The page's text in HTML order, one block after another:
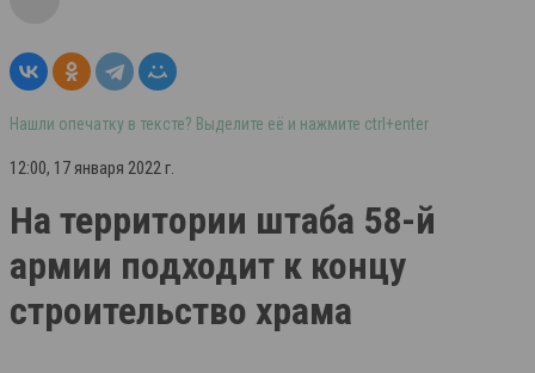
Нашли опечатку в тексте? Выделите её и нажмите ctrl+enter
12:00, 17 января 2022 г.
На территории штаба 58-й
армии подходит к концу
строительство храма